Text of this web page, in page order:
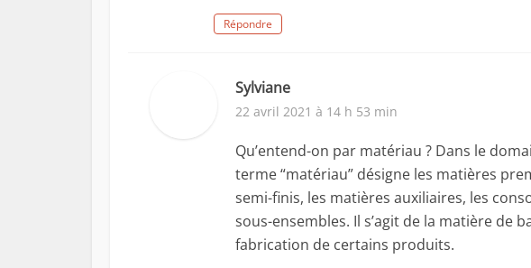
Répondre
Sylviane
22 avril 2021 à 14 h 53 min
Qu’entend-on par matériau ? Dans le
terme “matériau” désigne les matières
semi-finis, les matières auxiliaires, les
sous-ensembles. Il s’agit de la matière de
fabrication de certains produits.